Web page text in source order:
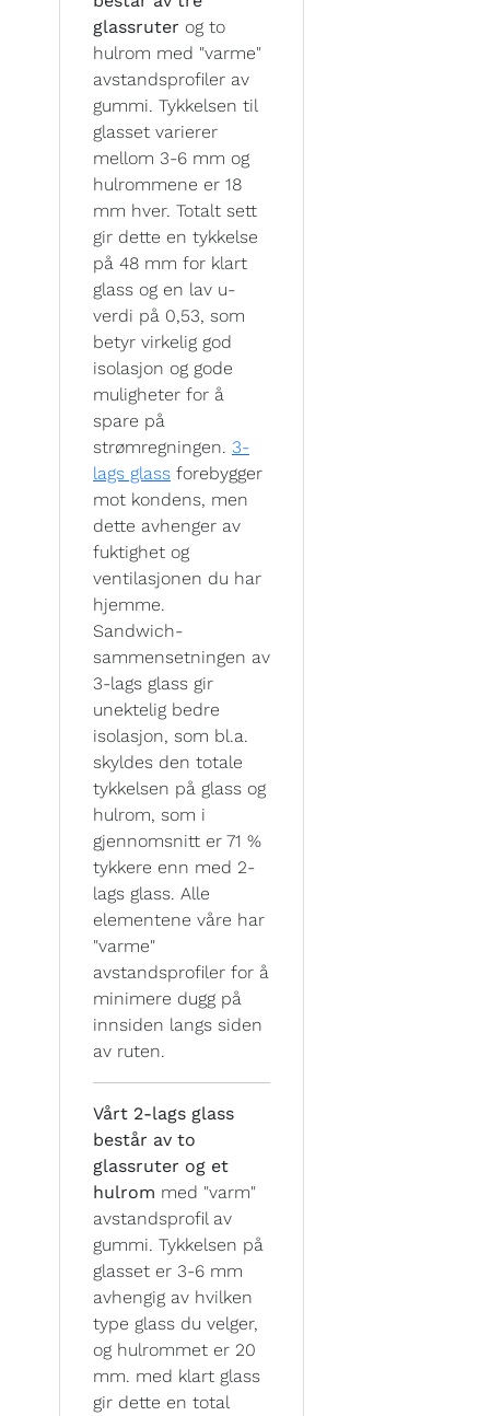
glassruter og to
hulrom med "varme"
avstandsprofiler av
gummi. Tykkelsen til
glasset varierer
mellom 3-6 mm og
hulrommene er 18
mm hver. Totalt sett
gir dette en tykkelse
på 48 mm for klart
glass og en lav u-
verdi på 0,53, som
betyr virkelig god
isolasjon og gode
muligheter for å
spare på
strømregningen. 3-
lags glass forebygger
mot kondens, men
dette avhenger av
fuktighet og
ventilasjonen du har
hjemme.
Sandwich-
sammensetningen av
3-lags glass gir
unektelig bedre
isolasjon, som bl.a.
skyldes den totale
tykkelsen på glass og
hulrom, som i
gjennomsnitt er 71 %
tykkere enn med 2-
lags glass. Alle
elementene våre har
"varme"
avstandsprofiler for å
minimere dugg på
innsiden langs siden
av ruten.
Vårt 2-lags glass
består av to
glassruter og et
hulrom med "varm"
avstandsprofil av
gummi. Tykkelsen på
glasset er 3-6 mm
avhengig av hvilken
type glass du velger,
og hulrommet er 20
mm. med klart glass
gir dette en total